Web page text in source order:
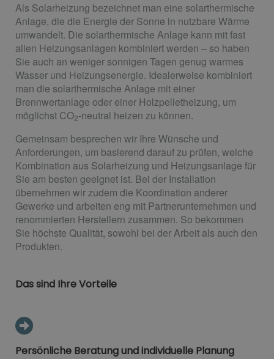
Als Solarheizung bezeichnet man eine solarthermische
Anlage, die die Energie der Sonne in nutzbare Wärme
umwandelt. Die solarthermische Anlage kann mit fast
allen Heizungsanlagen kombiniert werden – so haben
Sie auch an weniger sonnigen Tagen genug warmes
Wasser und Heizungsenergie. Idealerweise kombiniert
man die solarthermische Anlage mit einer
Brennwertanlage oder einer Holzpelletheizung, um
möglichst CO2-neutral heizen zu können.
Gemeinsam besprechen wir Ihre Wünsche und
Anforderungen, um basierend darauf zu prüfen, welche
Kombination aus Solarheizung und Heizungsanlage für
Sie am besten geeignet ist. Bei der Installation
übernehmen wir zudem die Koordination anderer
Gewerke und arbeiten eng mit Partnerunternehmen und
renommierten Herstellern zusammen. So bekommen
Sie höchste Qualität, sowohl bei der Arbeit als auch den
Produkten.
Das sind Ihre Vorteile
Persönliche Beratung und individuelle Planung